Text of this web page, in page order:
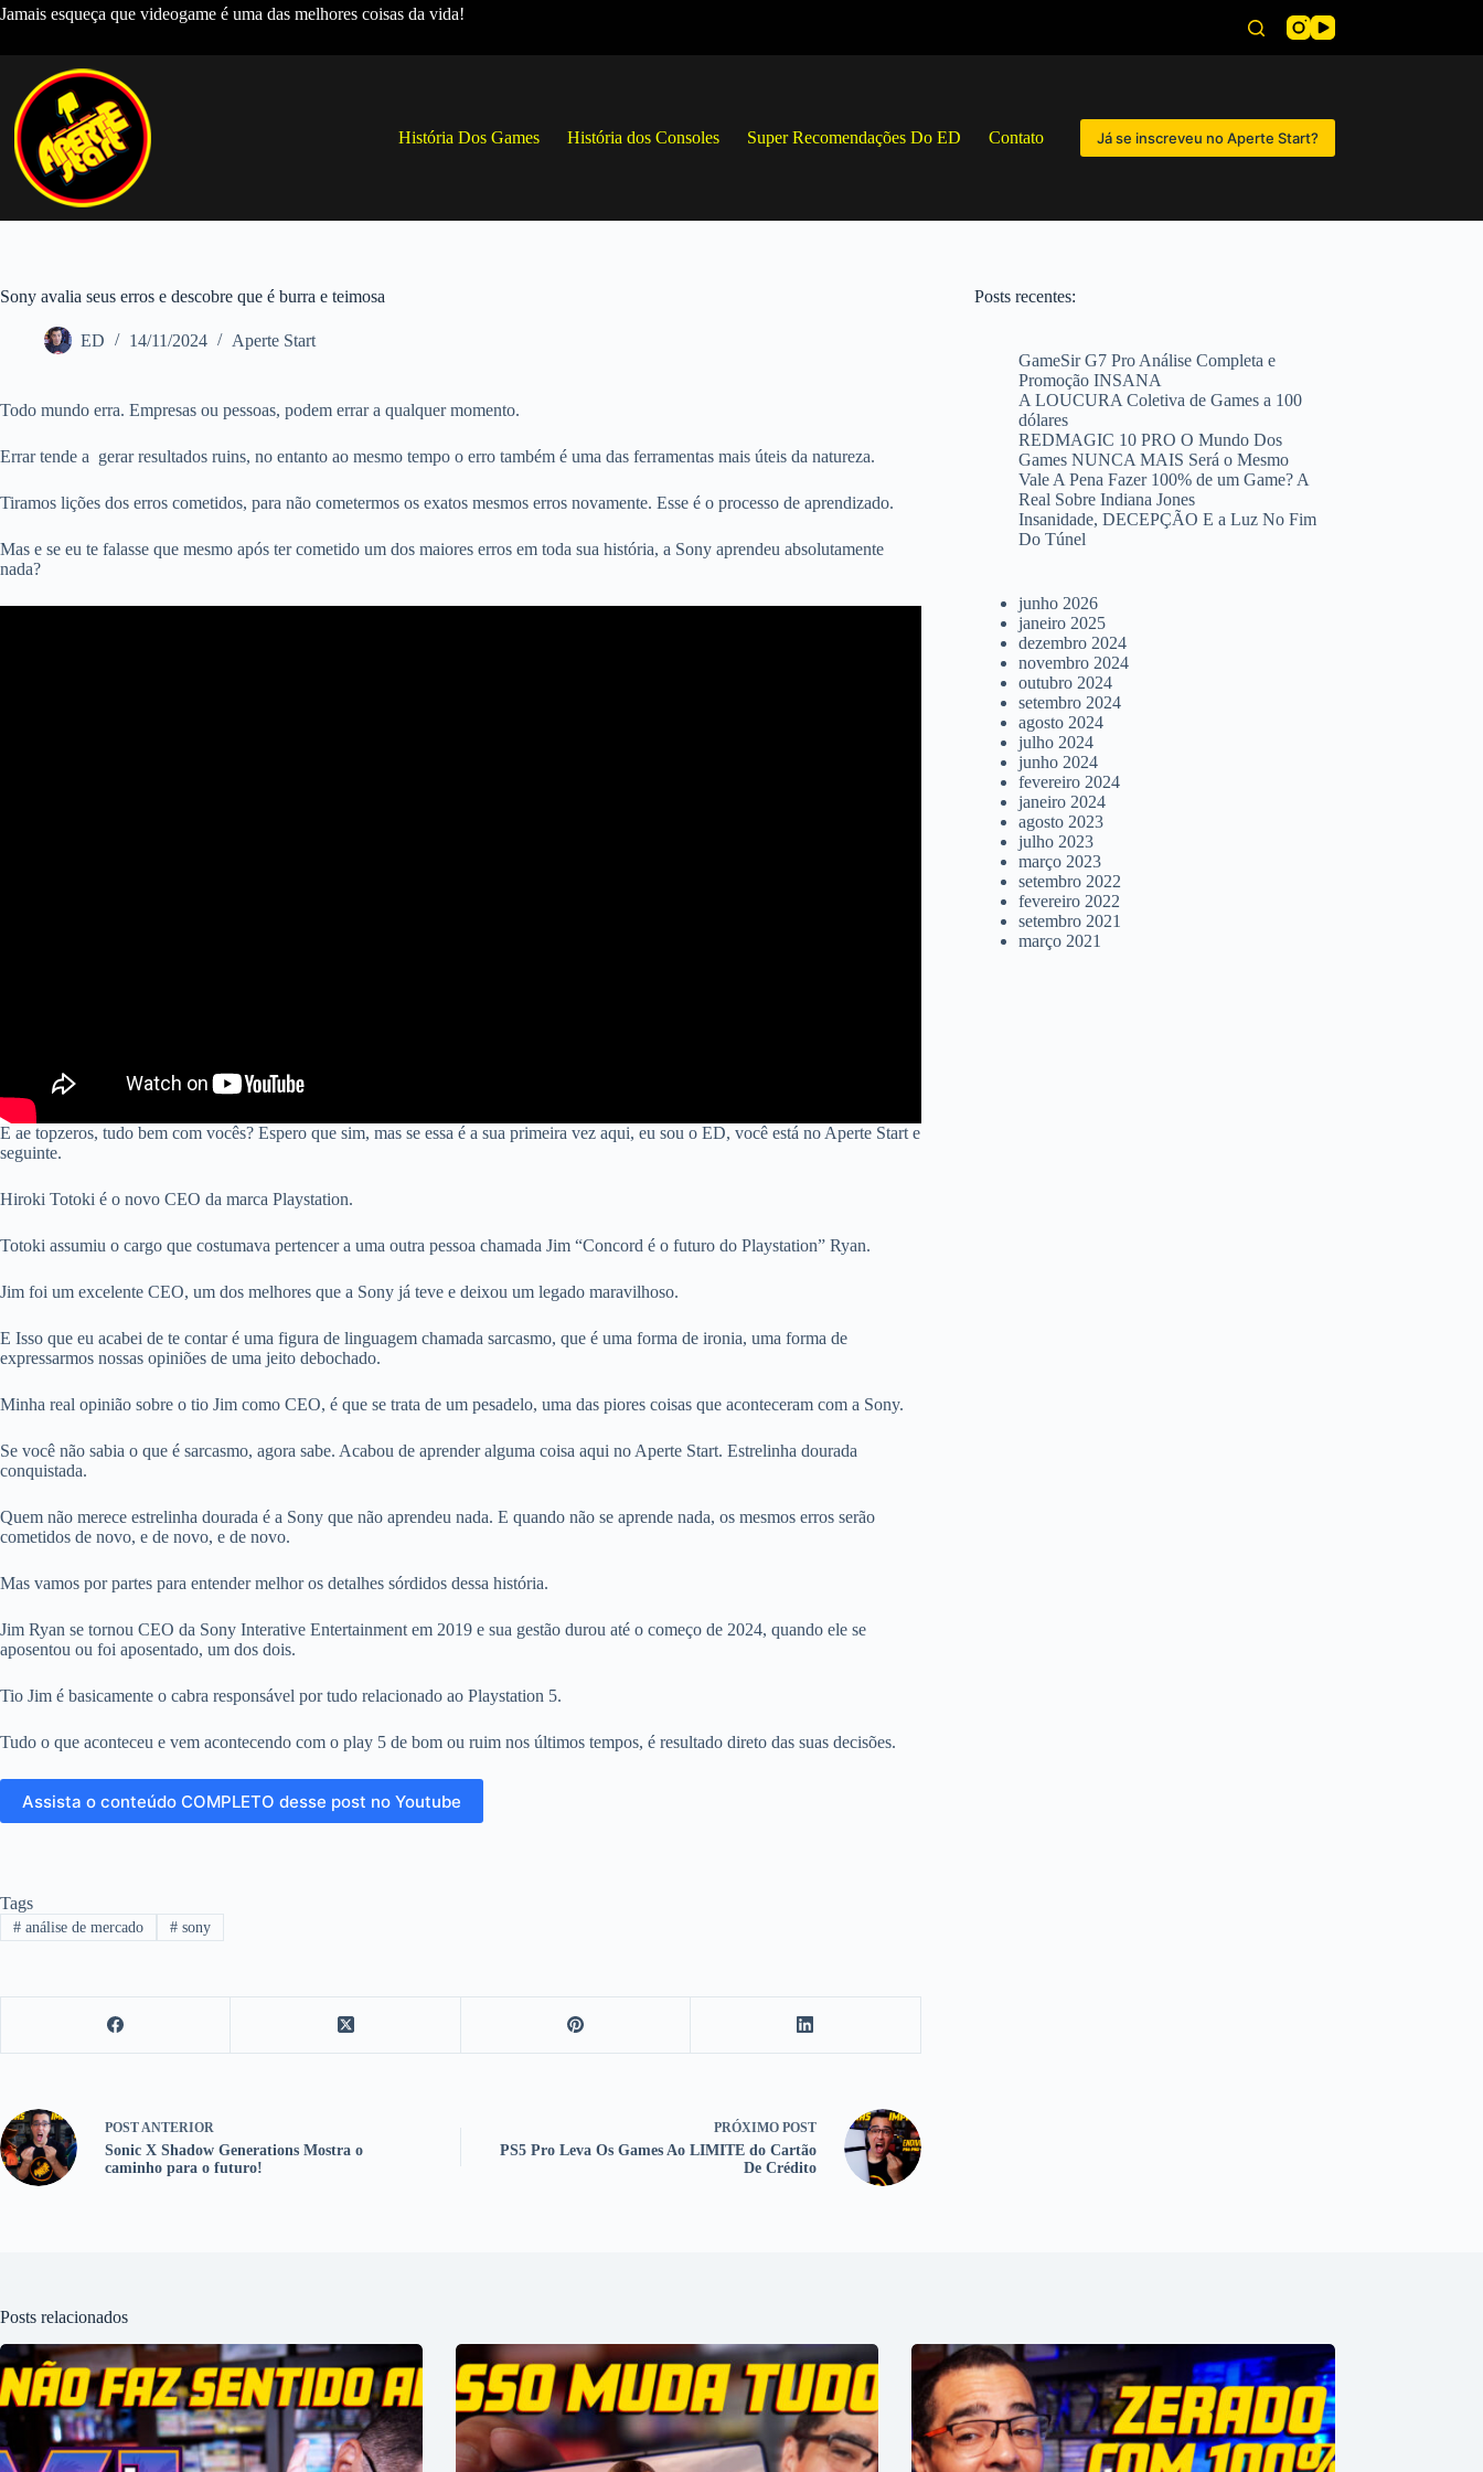
Pular
conteúdo
Jamais esqueça que videogame é uma das melhores coisas da vida!
História Dos Games História dos Consoles Super Recomendações Do ED Contato Já se inscreveu no Aperte Start?
Sony avalia seus erros e descobre que é burra e teimosa
ED 14/11/2024 Aperte Start
Todo mundo erra. Empresas ou pessoas, podem errar a qualquer momento.
Errar tende a gerar resultados ruins, no entanto ao mesmo tempo o erro também é uma das ferramentas mais úteis da natureza.
Tiramos lições dos erros cometidos, para não cometermos os exatos mesmos erros novamente. Esse é o processo de aprendizado.
Mas e se eu te falasse que mesmo após ter cometido um dos maiores erros em toda sua história, a Sony aprendeu absolutamente
nada?
E ae topzeros, tudo bem com vocês? Espero que sim, mas se essa é a sua primeira vez aqui, eu sou o ED, você está no Aperte Start e
seguinte.
Hiroki Totoki é o novo CEO da marca Playstation.
Totoki assumiu o cargo que costumava pertencer a uma outra pessoa chamada Jim “Concord é o futuro do Playstation” Ryan.
Jim foi um excelente CEO, um dos melhores que a Sony já teve e deixou um legado maravilhoso.
E Isso que eu acabei de te contar é uma figura de linguagem chamada sarcasmo, que é uma forma de ironia, uma forma de
expressarmos nossas opiniões de uma jeito debochado.
Minha real opinião sobre o tio Jim como CEO, é que se trata de um pesadelo, uma das piores coisas que aconteceram com a Sony.
Se você não sabia o que é sarcasmo, agora sabe. Acabou de aprender alguma coisa aqui no Aperte Start. Estrelinha dourada
conquistada.
Quem não merece estrelinha dourada é a Sony que não aprendeu nada. E quando não se aprende nada, os mesmos erros serão
cometidos de novo, e de novo, e de novo.
Mas vamos por partes para entender melhor os detalhes sórdidos dessa história.
Jim Ryan se tornou CEO da Sony Interative Entertainment em 2019 e sua gestão durou até o começo de 2024, quando ele se
aposentou ou foi aposentado, um dos dois.
Tio Jim é basicamente o cabra responsável por tudo relacionado ao Playstation 5.
Tudo o que aconteceu e vem acontecendo com o play 5 de bom ou ruim nos últimos tempos, é resultado direto das suas decisões.
Assista o conteúdo COMPLETO desse post no Youtube
Tags
#análise de mercado #sony
POSTANTERIOR
Sonic X Shadow Generations Mostra o
caminho para o futuro!
PRÓXIMO POST
PS5 Pro Leva Os Games Ao LIMITE do Cartão
De Crédito
Posts recentes:
GameSir G7 Pro Análise Completa e
Promoção INSANA
A LOUCURA Coletiva de Games a 100
dólares
REDMAGIC 10 PRO O Mundo Dos
Games NUNCA MAIS Será o Mesmo
Vale A Pena Fazer 100% de um Game? A
Real Sobre Indiana Jones
Insanidade, DECEPÇÃO E a Luz No Fim
Do Túnel
junho 2026
janeiro 2025
dezembro 2024
novembro 2024
outubro 2024
setembro 2024
agosto 2024
julho 2024
junho 2024
fevereiro 2024
janeiro 2024
agosto 2023
julho 2023
março 2023
setembro 2022
fevereiro 2022
setembro 2021
março 2021
Posts relacionados